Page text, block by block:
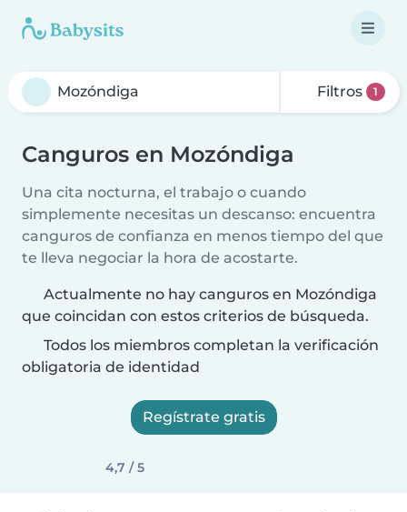
Filtros 1
Canguros en Mozóndiga
Una cita nocturna, el trabajo o cuando
simplemente necesitas un descanso: encuentra
canguros de confianza en menos tiempo del que
te lleva negociar la hora de acostarte.
Actualmente no hay canguros en Mozóndiga
que coincidan con estos criterios de búsqueda.
Todos los miembros completan la verificación
obligatoria de identidad
Regístrate gratis
4,7 / 5